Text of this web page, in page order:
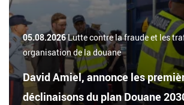
David Amiel, annonce les
déclinaisons du plan Douane
05.08.2026 Lutte contre la fraude et les
organisation de la douane